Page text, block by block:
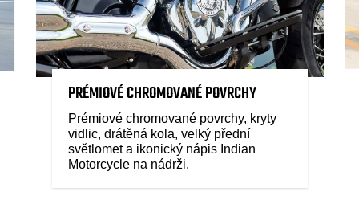
PRÉMIOVÉ CHROMOVANÉ POVRCHY
Prémiové chromované povrchy, kryty
vidlic, drátěná kola, velký přední
světlomet a ikonický nápis Indian
Motorcycle na nádrži.